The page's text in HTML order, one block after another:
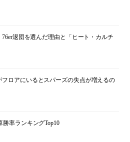
退団を選んだ理由と「ヒート・カルチ
フロアにいるとスパーズの失点が増えるの
率ランキングTop10